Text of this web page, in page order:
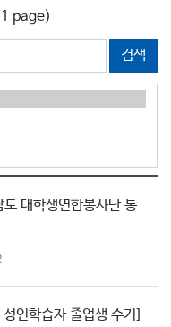
page)
검색
대학생연합봉사단 통
인학습자 졸업생 수기]